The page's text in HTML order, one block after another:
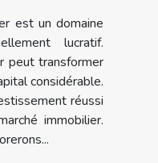
est un domaine
lucratif.
peut transformer
considérable.
réussi
immobilier.